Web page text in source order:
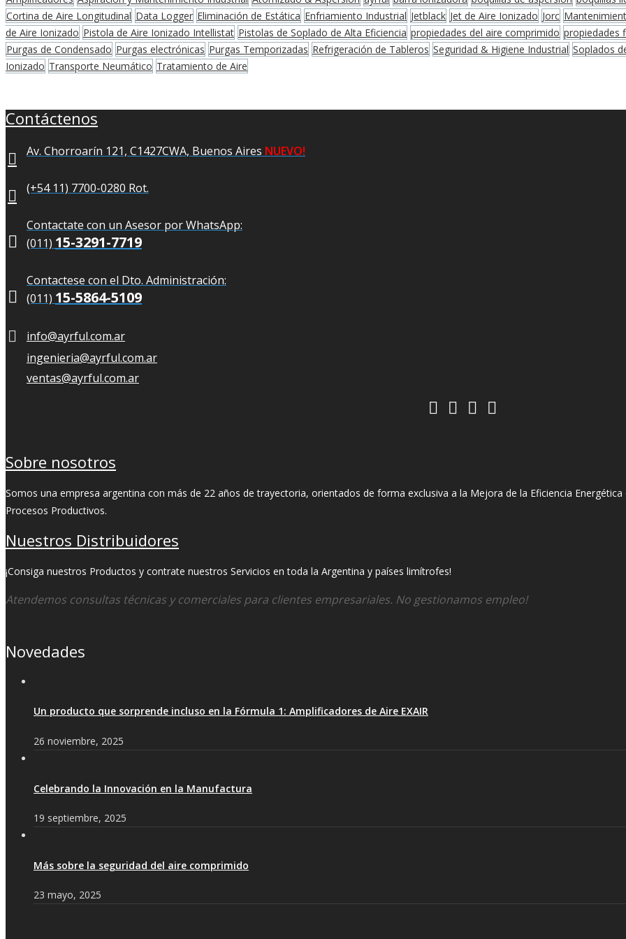
Cortina de Aire Longitudinal Data Logger Eliminación de Estática Enfriamiento Industrial Jetblack Jet de Aire Ionizado Jorc
de Aire Ionizado Pistola de Aire Ionizado Intellistat Pistolas de Soplado de Alta Eficiencia propiedades del aire comprimido propiedades
Purgas de Condensado Purgas electrónicas Purgas Temporizadas Refrigeración de Tableros Seguridad & Higiene Industrial Soplados
Ionizado Transporte Neumático Tratamiento de Aire
Contáctenos
Av. Chorroarín 121, C1427CWA, Buenos Aires NUEVO!
(+54 11) 7700-0280 Rot.

Contactate con un Asesor por WhatsApp:
(011) 15-3291-7719

Contactese con el Dto. Administración:
(011) 15-5864-5109
info@ayrful.com.ar
ingenieria@ayrful.com.ar
ventas@ayrful.com.ar
Sobre nosotros
Somos una empresa argentina con más de 22 años de trayectoria, orientados de forma exclusiva a la Mejora de la Eficiencia
Procesos Productivos.
Nuestros Distribuidores
¡Consiga nuestros Productos y contrate nuestros Servicios en toda la Argentina y países limítrofes!
Atendemos consultas técnicas y comerciales para clientes empresariales. No gestionamos empleo!
Novedades
Un producto que sorprende incluso en la Fórmula 1: Amplificadores de Aire EXAIR
26 noviembre, 2025
Celebrando la Innovación en la Manufactura
19 septiembre, 2025
Más sobre la seguridad del aire comprimido
23 mayo, 2025